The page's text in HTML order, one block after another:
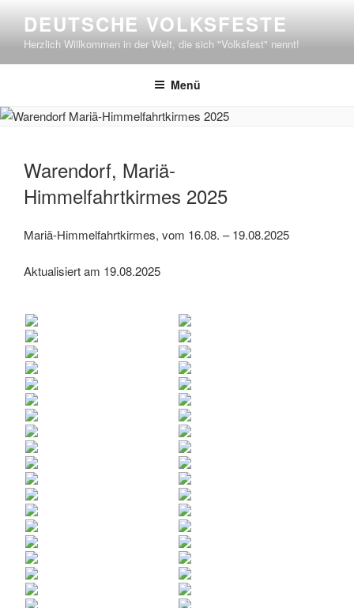
springen
DEUTSCHE VOLKSFESTE
Herzlich Willkommen in der Welt, die sich "Volksfest" nennt!
Menü
Warendorf, Mariä-
Himmelfahrtkirmes 2025
Mariä-Himmelfahrtkirmes, vom 16.08. – 19.08.2025
Aktualisiert am 19.08.2025